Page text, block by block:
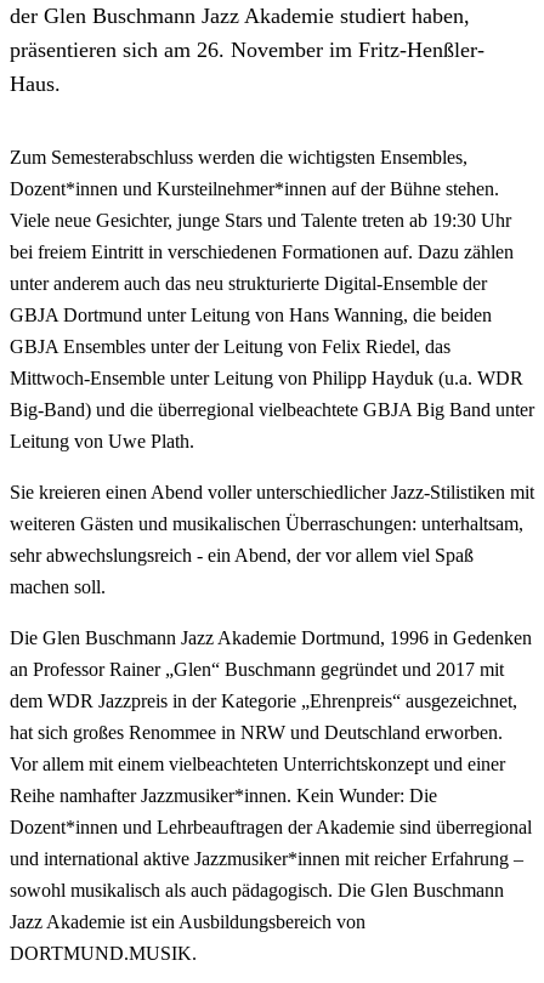
der Glen Buschmann Jazz Akademie studiert haben,
präsentieren sich am 26. November im Fritz-Henßler-
Haus.
Zum Semesterabschluss werden die wichtigsten Ensembles,
Dozent*innen und Kursteilnehmer*innen auf der Bühne stehen.
Viele neue Gesichter, junge Stars und Talente treten ab 19:30 Uhr
bei freiem Eintritt in verschiedenen Formationen auf. Dazu zählen
unter anderem auch das neu strukturierte Digital-Ensemble der
GBJA Dortmund unter Leitung von Hans Wanning, die beiden
GBJA Ensembles unter der Leitung von Felix Riedel, das
Mittwoch-Ensemble unter Leitung von Philipp Hayduk (u.a. WDR
Big-Band) und die überregional vielbeachtete GBJA Big Band unter
Leitung von Uwe Plath.
Sie kreieren einen Abend voller unterschiedlicher Jazz-Stilistiken mit
weiteren Gästen und musikalischen Überraschungen: unterhaltsam,
sehr abwechslungsreich - ein Abend, der vor allem viel Spaß
machen soll.
Die Glen Buschmann Jazz Akademie Dortmund, 1996 in Gedenken
an Professor Rainer „Glen“ Buschmann gegründet und 2017 mit
dem WDR Jazzpreis in der Kategorie „Ehrenpreis“ ausgezeichnet,
hat sich großes Renommee in NRW und Deutschland erworben.
Vor allem mit einem vielbeachteten Unterrichtskonzept und einer
Reihe namhafter Jazzmusiker*innen. Kein Wunder: Die
Dozent*innen und Lehrbeauftragen der Akademie sind überregional
und international aktive Jazzmusiker*innen mit reicher Erfahrung –
sowohl musikalisch als auch pädagogisch. Die Glen Buschmann
Jazz Akademie ist ein Ausbildungsbereich von
DORTMUND.MUSIK.